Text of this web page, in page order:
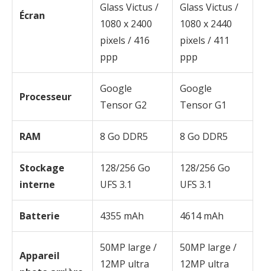
Écran
Glass Victus /
1080 x 2400
pixels / 416
ppp
Glass Victus /
1080 x 2440
pixels / 411
ppp
Processeur
Google
Tensor G2
Google
Tensor G1
RAM 8 Go DDR5 8 Go DDR5
Stockage
interne
128/256 Go
UFS 3.1
128/256 Go
UFS 3.1
Batterie 4355 mAh 4614 mAh
Appareil
50MP large /
12MP ultra
50MP large /
12MP ultra